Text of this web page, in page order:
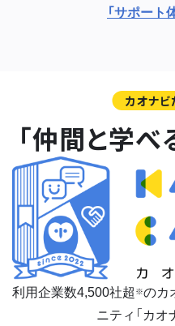
「サポート
カオナビ
「仲間と学べ
利用企業数4,500社超 ※のカ
ニティ「カオ